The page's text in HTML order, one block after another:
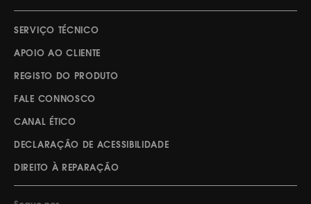
SERVIÇO TÉCNICO
APOIO AO CLIENTE
REGISTO DO PRODUTO
FALE CONNOSCO
CANAL ÉTICO
DECLARAÇÃO DE ACESSIBILIDADE
DIREITO À REPARAÇÃO